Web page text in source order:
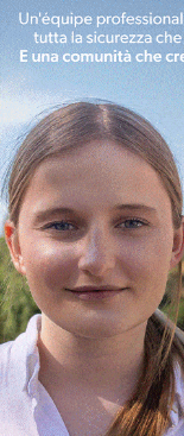
Cronaca 4 Agosto
Un anno fa la
Gianni, Giulia
processo, lo
Articolo precedente
La storia che si cela dietro
Convento dei Cappuccini
Montevarchi
Ultime Notizie